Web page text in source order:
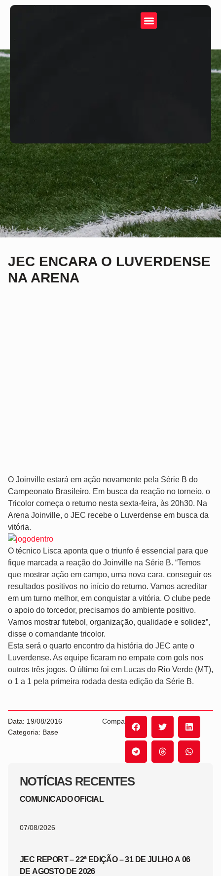
NOTÍCIAS RECENTES
COMUNICADO OFICIAL
07/08/2026
JEC REPORT – 22ª EDIÇÃO – 31 DE JULHO A 06
DE AGOSTO DE 2026
JEC ENCARA O LUVERDENSE
NA ARENA
O Joinville estará em ação novamente pela Série B do
Campeonato Brasileiro. Em busca da reação no torneio, o
Tricolor começa o returno nesta sexta-feira, às 20h30. Na
Arena Joinville, o JEC recebe o Luverdense em busca da
vitória.
O técnico Lisca aponta que o triunfo é essencial para que
fique marcada a reação do Joinville na Série B. “Temos
que mostrar ação em campo, uma nova cara, conseguir os
resultados positivos no início do returno. Vamos acreditar
em um turno melhor, em conquistar a vitória. O clube pede
o apoio do torcedor, precisamos do ambiente positivo.
Vamos mostrar futebol, organização, qualidade e solidez”,
disse o comandante tricolor.
Esta será o quarto encontro da história do JEC ante o
Luverdense. As equipe ficaram no empate com gols nos
outros três jogos. O último foi em Lucas do Rio Verde (MT),
o 1 a 1 pela primeira rodada desta edição da Série B.
Data: 19/08/2016
Categoria: Base
Compartilhe: